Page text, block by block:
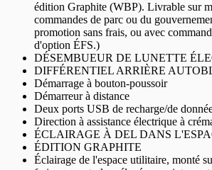
édition Graphite (WBP). Livrable sur
commandes de parc ou du
promotion sans frais, ou avec
d'option ÉFS.)
DÉSEMBUEUR DE LUNETTE
DIFFÉRENTIEL ARRIÈRE
Démarrage à bouton-poussoir
Démarreur à distance
Deux ports USB de recharge/de
Direction à assistance électrique à
ÉCLAIRAGE À DEL DANS
ÉDITION GRAPHITE
Éclairage de l'espace utilitaire, monté